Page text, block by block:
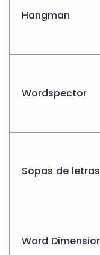
Hangman
Wordspector
Sopas de letras
Word